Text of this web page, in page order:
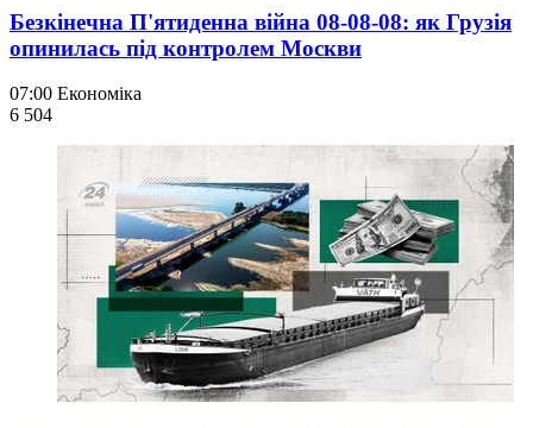
Безкінечна П'ятиденна війна 08-08-08: як Грузія
опинилась під контролем Москви
07:00 Економіка
6 504